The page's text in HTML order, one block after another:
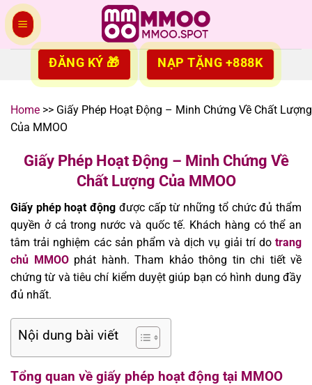
Skip
content
ĐĂNG KÝ 🎁 NẠP TẶNG +888K
Home >> Giấy Phép Hoạt Động – Minh Chứng Về Chất Lượng
Của MMOO
Giấy Phép Hoạt Động – Minh Chứng Về
Chất Lượng Của MMOO
Giấy phép hoạt động được cấp từ những tổ chức đủ thẩm
quyền ở cả trong nước và quốc tế. Khách hàng có thể an
tâm trải nghiệm các sản phẩm và dịch vụ giải trí do trang
chủ MMOOphát hành. Tham khảo thông tin chi tiết về
chứng từ và tiêu chí kiểm duyệt giúp bạn có hình dung đầy
đủ nhất.
Nội dung bài viết
Tổng quan về giấy phép hoạt động tại MMOO